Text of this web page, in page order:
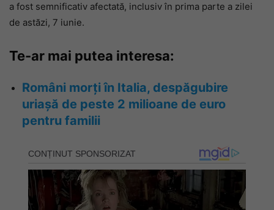
a fost semnificativ afectată, inclusiv în prima parte a zilei
de astăzi, 7 iunie.
Te-ar mai putea interesa:
Români morți în Italia, despăgubire
uriașă de peste 2 milioane de euro
pentru familii